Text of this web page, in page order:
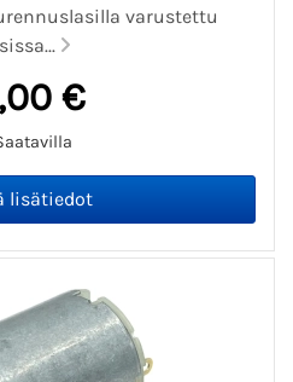
varustettu
€